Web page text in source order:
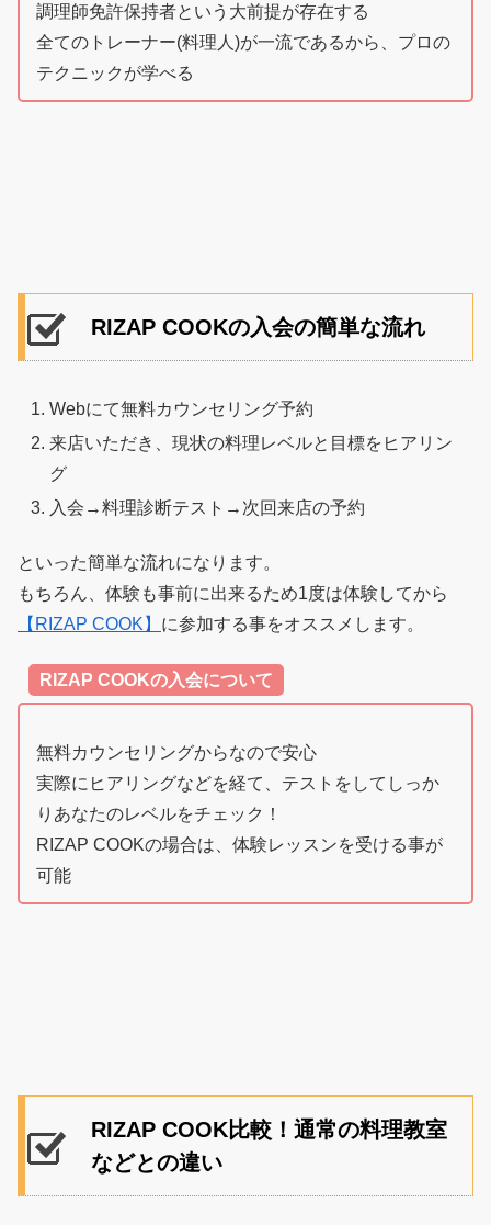
調理師免許保持者という大前提が存在する
全てのトレーナー(料理人)が一流であるから、プロの
テクニックが学べる
RIZAP COOKの入会の簡単な流れ
Webにて無料カウンセリング予約
来店いただき、現状の料理レベルと目標をヒアリン
グ
入会→料理診断テスト→次回来店の予約
といった簡単な流れになります。
もちろん、体験も事前に出来るため1度は体験してから
【RIZAP COOK】 に参加する事をオススメします。
RIZAP COOKの入会について
無料カウンセリングからなので安心
実際にヒアリングなどを経て、テストをしてしっか
りあなたのレベルをチェック！
RIZAP COOKの場合は、体験レッスンを受ける事が
可能
RIZAP COOK比較！通常の料理教室
などとの違い